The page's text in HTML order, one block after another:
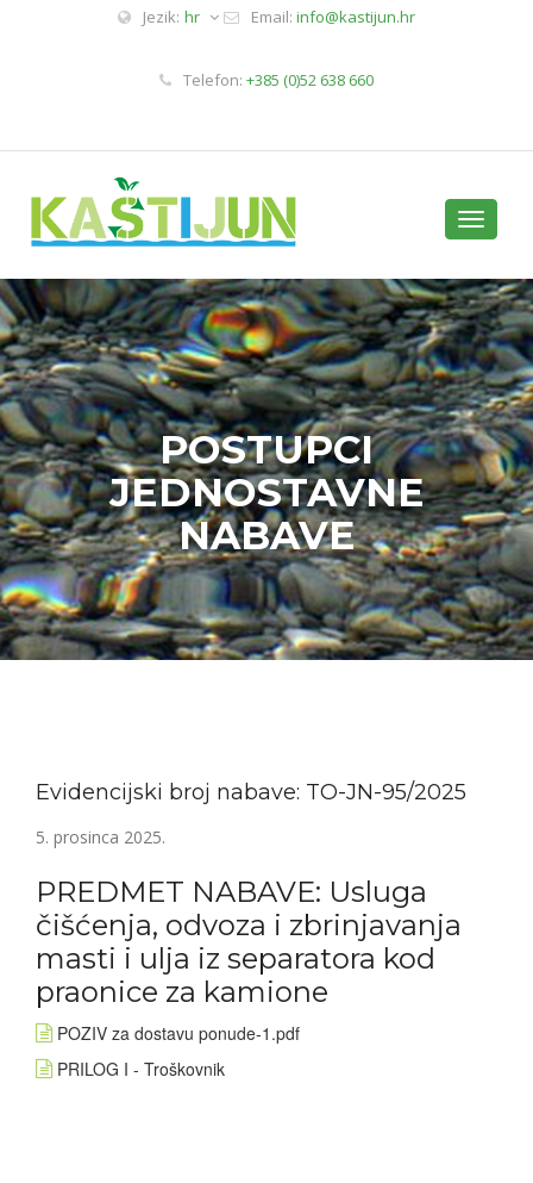
Jezik: hr Email: info@kastijun.hr
Telefon: +385 (0)52 638 660
Toggle
POSTUPCI
JEDNOSTAVNE
NABAVE
Evidencijski broj nabave: TO-JN-95/2025
5. prosinca 2025.
PREDMET NABAVE: Usluga
čišćenja, odvoza i zbrinjavanja
masti i ulja iz separatora kod
praonice za kamione
POZIV za dostavu ponude-1.pdf
PRILOG I - Troškovnik